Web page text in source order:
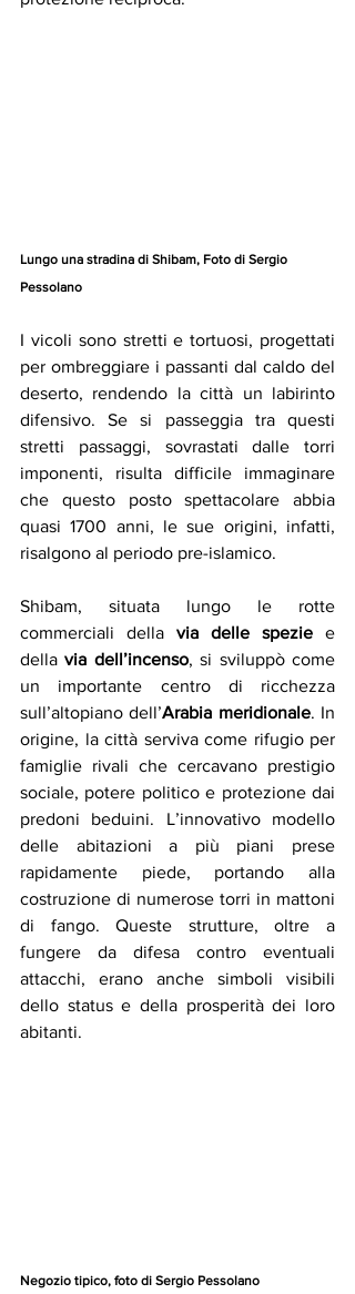
Lungo una stradina di Shibam, Foto di Sergio
Pessolano
I vicoli sono stretti e tortuosi, progettati
per ombreggiare i passanti dal caldo del
deserto, rendendo la città un labirinto
difensivo.​ Se si passeggia tra questi
stretti passaggi, sovrastati dalle torri
imponenti, risulta difficile immaginare
che questo posto spettacolare abbia
quasi 1700 anni, le sue origini, infatti,
risalgono al periodo pre-islamico.
Shibam, situata lungo le rotte
commerciali della via delle spezie e
della via dell’incenso, si sviluppò come
un importante centro di ricchezza
sull’altopiano dell’Arabia meridionale. In
origine, la città serviva come rifugio per
famiglie rivali che cercavano prestigio
sociale, potere politico e protezione dai
predoni beduini. L’innovativo modello
delle abitazioni a più piani prese
rapidamente piede, portando alla
costruzione di numerose torri in mattoni
di fango. Queste strutture, oltre a
fungere da difesa contro eventuali
attacchi, erano anche simboli visibili
dello status e della prosperità dei loro
abitanti.
Negozio tipico, foto di Sergio Pessolano